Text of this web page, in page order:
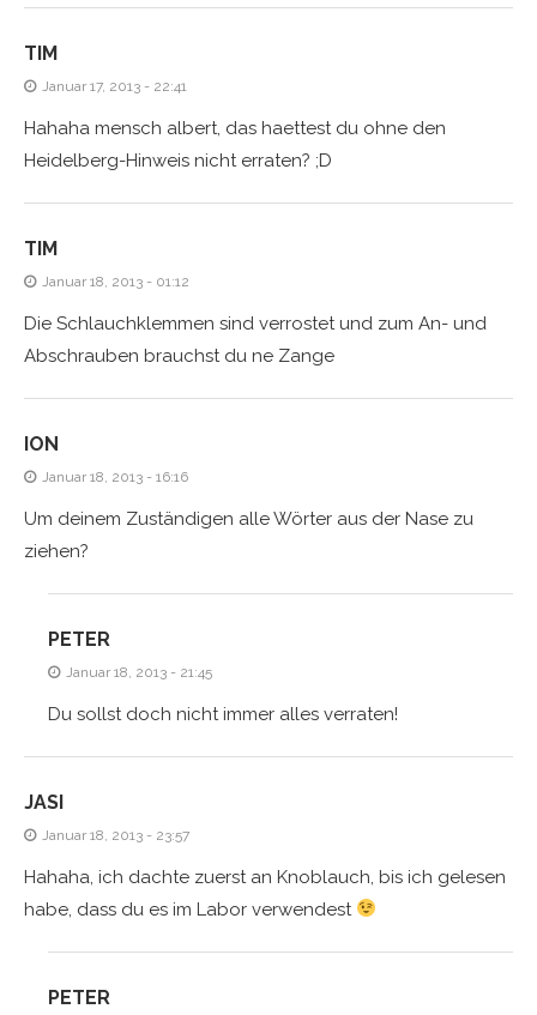
TIM
Januar 17, 2013 - 22:41
Hahaha mensch albert, das haettest du ohne den
Heidelberg-Hinweis nicht erraten? ;D
TIM
Januar 18, 2013 - 01:12
Die Schlauchklemmen sind verrostet und zum An- und
Abschrauben brauchst du ne Zange
ION
Januar 18, 2013 - 16:16
Um deinem Zuständigen alle Wörter aus der Nase zu
ziehen?
PETER
Januar 18, 2013 - 21:45
Du sollst doch nicht immer alles verraten!
JASI
Januar 18, 2013 - 23:57
Hahaha, ich dachte zuerst an Knoblauch, bis ich gelesen
habe, dass du es im Labor verwendest
PETER